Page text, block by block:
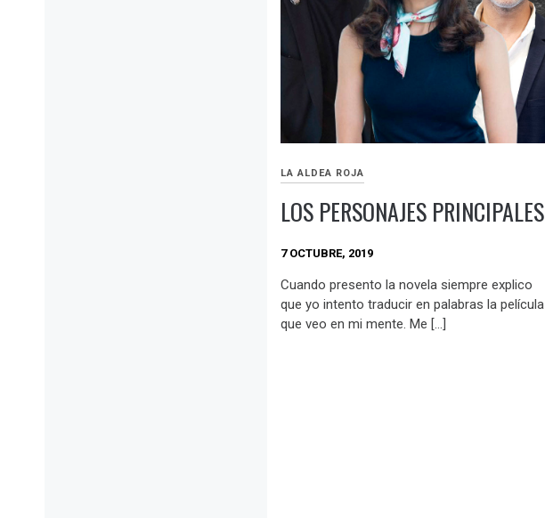
LA ALDEA ROJA
LOS PERSONAJES PRINCIPALES
7 OCTUBRE, 2019
Cuando presento la novela siempre explico
que yo intento traducir en palabras la película
que veo en mi mente. Me […]